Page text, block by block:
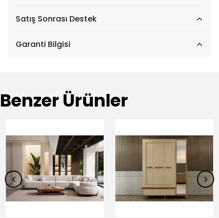
Satış Sonrası Destek
Garanti Bilgisi
Benzer Ürünler